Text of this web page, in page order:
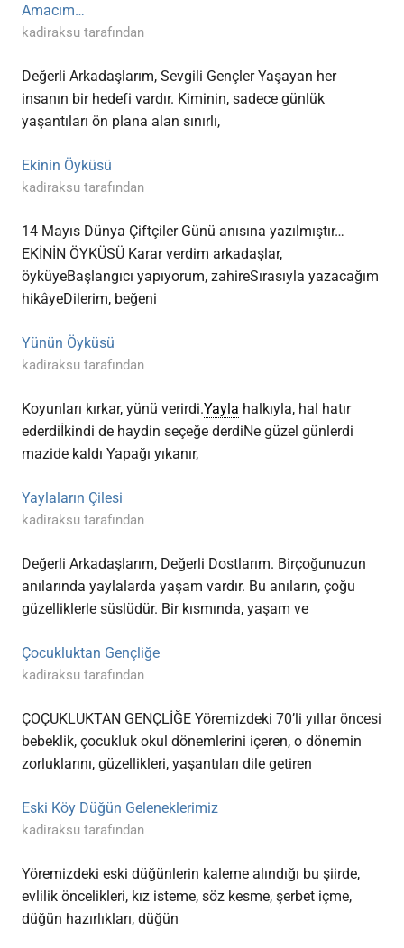
Amacım…
kadiraksu tarafından
Değerli Arkadaşlarım, Sevgili Gençler Yaşayan her
insanın bir hedefi vardır. Kiminin, sadece günlük
yaşantıları ön plana alan sınırlı,
Ekinin Öyküsü
kadiraksu tarafından
14 Mayıs Dünya Çiftçiler Günü anısına yazılmıştır…
EKİNİN ÖYKÜSÜ Karar verdim arkadaşlar,
öyküyeBaşlangıcı yapıyorum, zahireSırasıyla yazacağım
hikâyeDilerim, beğeni
Yünün Öyküsü
kadiraksu tarafından
Koyunları kırkar, yünü verirdi.Yayla halkıyla, hal hatır
ederdiİkindi de haydin seçeğe derdiNe güzel günlerdi
mazide kaldı Yapağı yıkanır,
Yaylaların Çilesi
kadiraksu tarafından
Değerli Arkadaşlarım, Değerli Dostlarım. Birçoğunuzun
anılarında yaylalarda yaşam vardır. Bu anıların, çoğu
güzelliklerle süslüdür. Bir kısmında, yaşam ve
Çocukluktan Gençliğe
kadiraksu tarafından
ÇOÇUKLUKTAN GENÇLİĞE Yöremizdeki 70’li yıllar öncesi
bebeklik, çocukluk okul dönemlerini içeren, o dönemin
zorluklarını, güzellikleri, yaşantıları dile getiren
Eski Köy Düğün Geleneklerimiz
kadiraksu tarafından
Yöremizdeki eski düğünlerin kaleme alındığı bu şiirde,
evlilik öncelikleri, kız isteme, söz kesme, şerbet içme,
düğün hazırlıkları, düğün